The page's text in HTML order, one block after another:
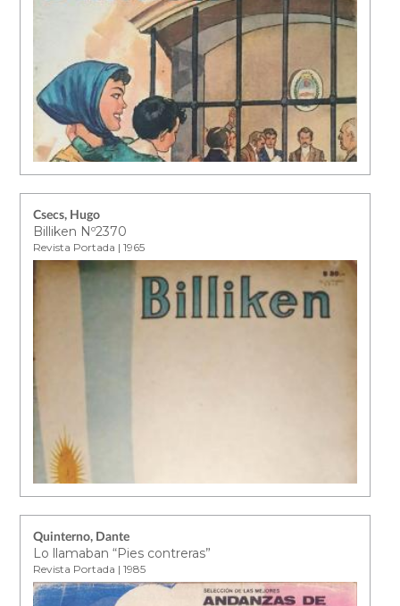
Csecs, Hugo
Billiken Nº2370
Revista Portada | 1965
Quinterno, Dante
Lo llamaban “Pies contreras”
Revista Portada | 1985